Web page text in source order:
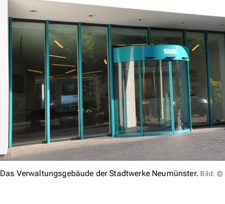
Das Verwaltungsgebäude der Stadtwerke Neumünster. Bild: ©